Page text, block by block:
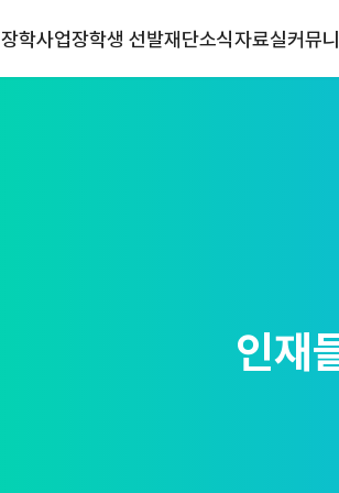
장학사업장학생 선발재단소식자료실커뮤
인재
인재
인재